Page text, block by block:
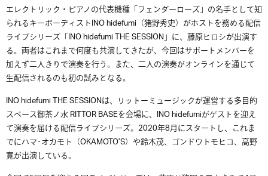
エレクトリック・ピアノの代表機種「フェンダーローズ」の名手として知
られるキーボーディストINO hidefumi（猪野秀史）がホストを務める配信
ライブシリーズ「INO hidefumi THE SESSION」に、藤原ヒロシが出演す
る。両者はこれまで何度も共演してきたが、今回はサポートメンバーを
加えず二人きりで演奏を行う。また、二人の演奏がオンラインを通じて
生配信されるのも初の試みとなる。
INO hidefumi THE SESSIONは、リットーミュージックが運営する多目的
スペース御茶ノ水 RITTOR BASEを会場に、INO hidefumiがゲストを迎え
て演奏を届ける配信ライブシリーズ。2020年8月にスタートし、これま
でにハマ･オカモト（OKAMOTO’S）や鈴木茂、ゴンドウトモヒコ、高野
寛が出演している。